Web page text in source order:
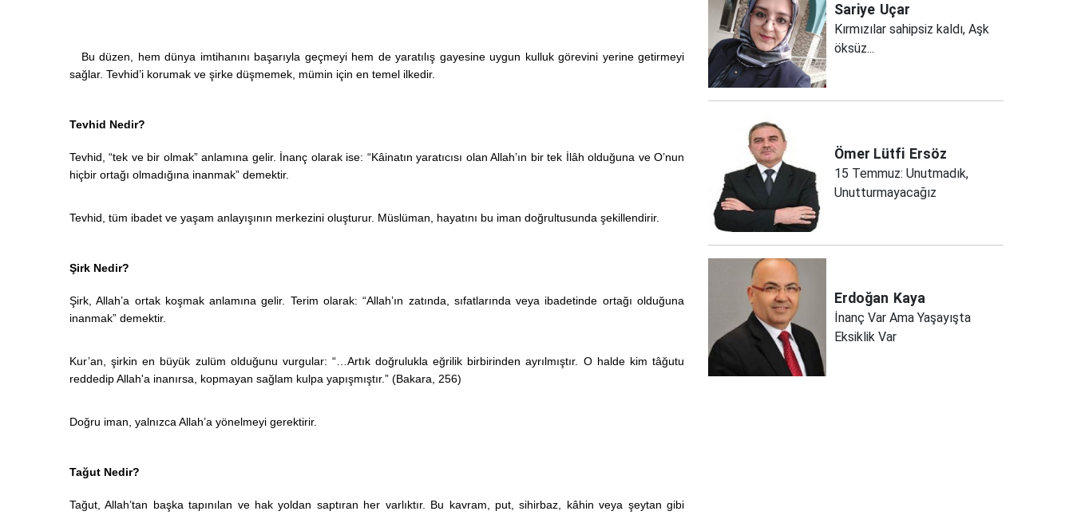
Bu düzen, hem dünya imtihanını başarıyla geçmeyi hem de yaratılış gayesine uygun kulluk görevini yerine getirmeyi
sağlar. Tevhid’i korumak ve şirke düşmemek, mümin için en temel ilkedir.
Tevhid Nedir?
Tevhid, “tek ve bir olmak” anlamına gelir. İnanç olarak ise: “Kâinatın yaratıcısı olan Allah’ın bir tek İlâh olduğuna ve O’nun
hiçbir ortağı olmadığına inanmak” demektir.
Tevhid, tüm ibadet ve yaşam anlayışının merkezini oluşturur. Müslüman, hayatını bu iman doğrultusunda şekillendirir.
Şirk Nedir?
Şirk, Allah’a ortak koşmak anlamına gelir. Terim olarak: “Allah’ın zatında, sıfatlarında veya ibadetinde ortağı olduğuna
inanmak” demektir.
Kur’an, şirkin en büyük zulüm olduğunu vurgular: “…Artık doğrulukla eğrilik birbirinden ayrılmıştır. O halde kim tâğutu
reddedip Allah'a inanırsa, kopmayan sağlam kulpa yapışmıştır.” (Bakara, 256)
Doğru iman, yalnızca Allah’a yönelmeyi gerektirir.
Tağut Nedir?
Tağut, Allah’tan başka tapınılan ve hak yoldan saptıran her varlıktır. Bu kavram, put, sihirbaz, kâhin veya şeytan gibi
Sariye Uçar
Kırmızılar sahipsiz kaldı, Aşk
öksüz...
Ömer Lütfi Ersöz
15 Temmuz: Unutmadık,
Unutturmayacağız
Erdoğan Kaya
İnanç Var Ama Yaşayışta
Eksiklik Var